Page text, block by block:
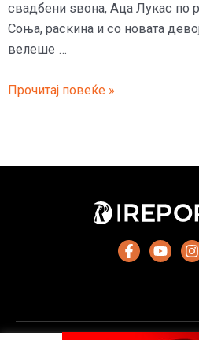
свадбени ѕвона, Аца Лукас по
Соња, раскина и со новата
велеше …
Пукна
на
ги
Прочитај повеќе »